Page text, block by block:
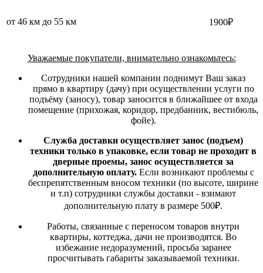
от 46 км до 55 км 1900₽
Уважаемые покупатели, внимательно ознакомьтесь:
Сотрудники нашей компании поднимут Ваш заказ
прямо в квартиру (дачу) при осуществлении услуги по
подъёму (заносу), товар заносится в ближайшее от входа
помещение (прихожая, коридор, предбанник, вестибюль,
фойе).
Служба доставки осуществляет занос (подъем)
техники только в упаковке, если товар не проходит в
дверные проемы, занос осуществляется за
дополнительную оплату. Если возникают проблемы с
беспрепятственным вносом техники (по высоте, ширине
и т.п) сотрудники службы доставки - взимают
дополнительную плату в размере 500₽.
Работы, связанные с переносом товаров внутри
квартиры, коттеджа, дачи не производятся. Во
избежание недоразумений, просьба заранее
просчитывать габариты заказываемой техники.